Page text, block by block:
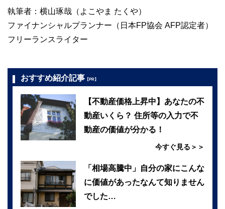
執筆者：横山琢哉（よこやま たくや）
ファイナンシャルプランナー（日本FP協会 AFP認定者）
フリーランスライター
おすすめ紹介記事 【PR】
【不動産価格上昇中】あなたの不
動産いくら？ 住所等の入力で不
動産の価値が分かる！
今すぐ見る＞＞
「相場高騰中」自分の家にこんな
に価値があったなんて知りません
でした…